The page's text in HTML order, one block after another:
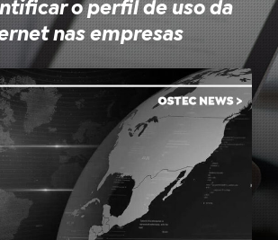
o perfil de uso da
nas empresas